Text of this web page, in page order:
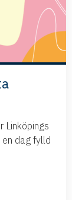
Linköpings
dag fylld